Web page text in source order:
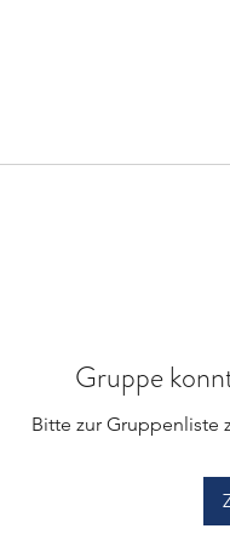
Gruppe
Bitte zur Gruppenliste